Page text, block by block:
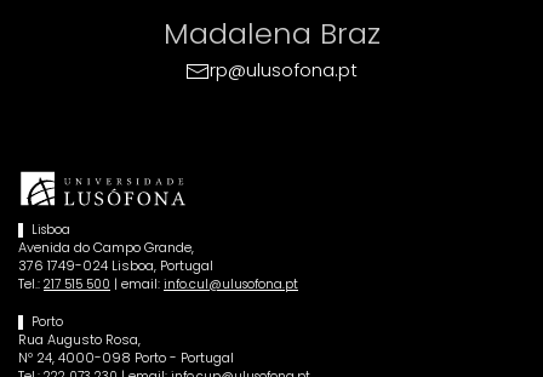
Madalena Braz
rp@ulusofona.pt
Lisboa
Avenida do Campo Grande,
376 1749-024 Lisboa, Portugal
Tel.: 217 515 500 | email: info.cul@ulusofona.pt
Porto
Rua Augusto Rosa,
Nº 24, 4000-098 Porto - Portugal